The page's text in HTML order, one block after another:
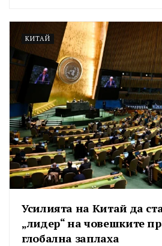
КИТАЙ
Усилията на Китай да
„лидер“ на човешките
глобална заплаха